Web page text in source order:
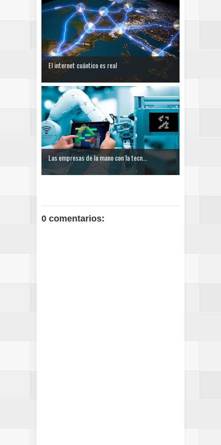
El internet cuántico es real
Las empresas de la mano con la tecn...
0 comentarios: